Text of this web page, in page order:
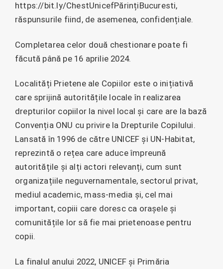
https://bit.ly/ChestUnicefPărințiBucuresti,
răspunsurile fiind, de asemenea, confidențiale.
Completarea celor două chestionare poate fi
făcută până pe 16 aprilie 2024.
Localități Prietene ale Copiilor este o inițiativă
care sprijină autoritățile locale în realizarea
drepturilor copiilor la nivel local și care are la bază
Convenția ONU cu privire la Drepturile Copilului.
Lansată în 1996 de către UNICEF și UN-Habitat,
reprezintă o rețea care aduce împreună
autoritățile și alți actori relevanți, cum sunt
organizațiile neguvernamentale, sectorul privat,
mediul academic, mass-media și, cel mai
important, copiii care doresc ca orașele și
comunitățile lor să fie mai prietenoase pentru
copii.
La finalul anului 2022, UNICEF și Primăria